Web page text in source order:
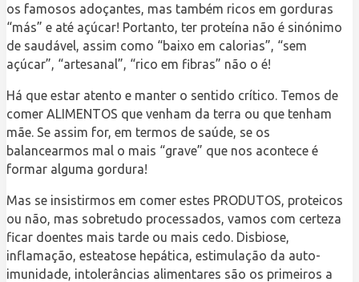
os famosos adoçantes, mas também ricos em gorduras
“más” e até açúcar! Portanto, ter proteína não é sinónimo
de saudável, assim como “baixo em calorias”, “sem
açúcar”, “artesanal”, “rico em fibras” não o é!
Há que estar atento e manter o sentido crítico. Temos de
comer ALIMENTOS que venham da terra ou que tenham
mãe. Se assim for, em termos de saúde, se os
balancearmos mal o mais “grave” que nos acontece é
formar alguma gordura!
Mas se insistirmos em comer estes PRODUTOS, proteicos
ou não, mas sobretudo processados, vamos com certeza
ficar doentes mais tarde ou mais cedo. Disbiose,
inflamação, esteatose hepática, estimulação da auto-
imunidade, intolerâncias alimentares são os primeiros a